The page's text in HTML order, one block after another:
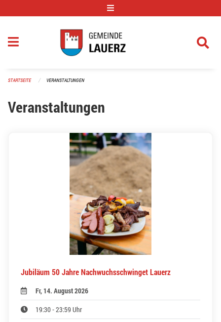
STARTSEITE VERANSTALTUNGEN
Veranstaltungen
Jubiläum 50 Jahre Nachwuchsschwinget Lauerz
Fr, 14. August 2026
19:30 - 23:59 Uhr